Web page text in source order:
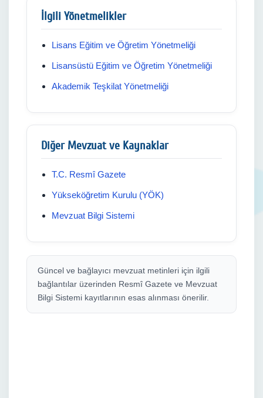
İlgili Yönetmelikler
Lisans Eğitim ve Öğretim Yönetmeliği
Lisansüstü Eğitim ve Öğretim Yönetmeliği
Akademik Teşkilat Yönetmeliği
Diğer Mevzuat ve Kaynaklar
T.C. Resmî Gazete
Yükseköğretim Kurulu (YÖK)
Mevzuat Bilgi Sistemi
Güncel ve bağlayıcı mevzuat metinleri için ilgili
bağlantılar üzerinden Resmî Gazete ve Mevzuat
Bilgi Sistemi kayıtlarının esas alınması önerilir.